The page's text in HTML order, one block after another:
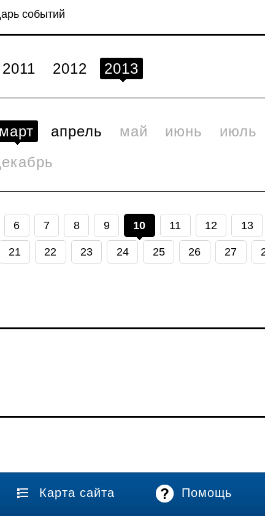
событий
2011 2012 2013
март апрель май июнь июль
6 7 8 9 10 11 12 13
21 22 23 24 25 26 27
Карта сайта Помощь